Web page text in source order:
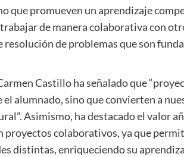
que promueven un aprendizaje
de manera colaborativa con
resolución de problemas que son
Castillo ha señalado que
alumnado, sino que convierten a
Asimismo, ha destacado el valor
proyectos colaborativos, ya que
distintas, enriqueciendo su